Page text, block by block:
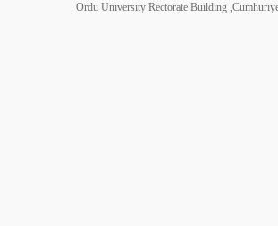
Ordu University Rectorate Building